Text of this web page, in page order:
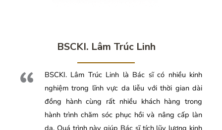
BSCKI. Lâm Trúc Linh
BSCKI. Lâm Trúc Linh là Bác sĩ có nhiều kinh
nghiệm trong lĩnh vực da liễu với thời gian dài
đồng hành cùng rất nhiều khách hàng trong
hành trình chăm sóc phục hồi và nâng cấp làn
da. Quá trình này giúp Bác sĩ tích lũy lượng kinh